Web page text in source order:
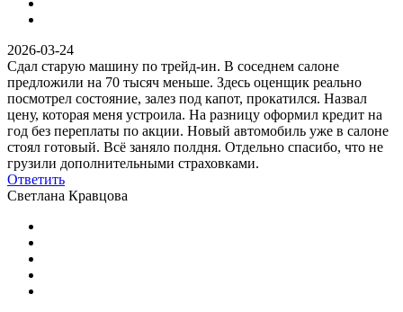
2026-03-24
Сдал старую машину по трейд-ин. В соседнем салоне
предложили на 70 тысяч меньше. Здесь оценщик реально
посмотрел состояние, залез под капот, прокатился. Назвал
цену, которая меня устроила. На разницу оформил кредит на
год без переплаты по акции. Новый автомобиль уже в салоне
стоял готовый. Всё заняло полдня. Отдельно спасибо, что не
грузили дополнительными страховками.
Ответить
Светлана Кравцова